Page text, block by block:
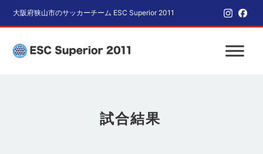
大阪府狭山市のサッカーチーム ESC Superior 2011
試合結果